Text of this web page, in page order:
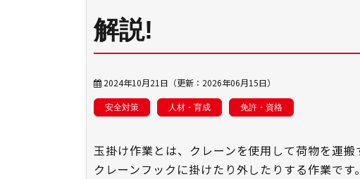
解説!
2024年10月21日 （更新： 2026年06月15日）
安全対策 人材・育成 免許・資格
玉掛け作業とは、クレーンを使用して荷物を運
クレーンフックに掛けたり外したりする作業で